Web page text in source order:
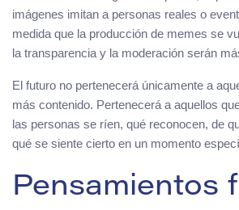
imágenes imitan a personas reales o
medida que la producción de memes se
la transparencia y la moderación serán
El futuro no pertenecerá únicamente a
más contenido. Pertenecerá a aquellos
las personas se ríen, qué reconocen, de
qué se siente cierto en un momento
Pensamientos